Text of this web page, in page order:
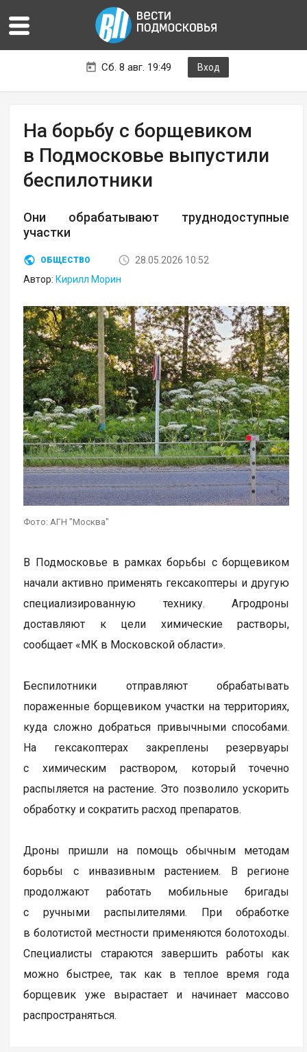
Сб. 8 авг. 19:49 Вход
На борьбу с борщевиком
в Подмосковье выпустили
беспилотники
Они обрабатывают труднодоступные
участки
ОБЩЕСТВО
28.05.2026 10:52
Автор: Кирилл Морин
Фото: АГН "Москва"
В Подмосковье в рамках борьбы с борщевиком
начали активно применять гексакоптеры и другую
специализированную технику. Агродроны
доставляют к цели химические растворы,
сообщает «МК в Московской области».
Беспилотники отправляют обрабатывать
пораженные борщевиком участки на территориях,
куда сложно добраться привычными способами.
На гексакоптерах закреплены резервуары
с химическим раствором, который точечно
распыляется на растение. Это позволило ускорить
обработку и сократить расход препаратов.
Дроны пришли на помощь обычным методам
борьбы с инвазивным растением. В регионе
продолжают работать мобильные бригады
с ручными распылителями. При обработке
в болотистой местности применяются болотоходы.
Специалисты стараются завершить работы как
можно быстрее, так как в теплое время года
борщевик уже вырастает и начинает массово
распространяться.